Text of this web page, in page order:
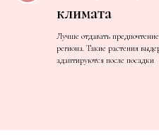
климата
Лучше отдавать
региона. Такие растения
адаптируются после посадки